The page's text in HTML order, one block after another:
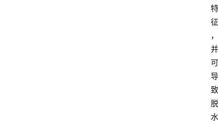
特
征
，
并
可
导
致
脱
水